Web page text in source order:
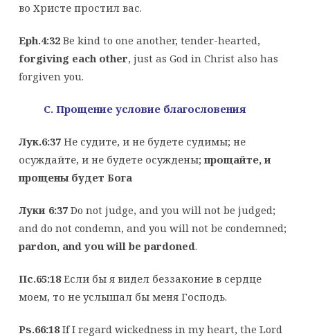
во Христе простил вас.
Eph.4:32Be kind to one another, tender-hearted,
forgiving each other, just as God in Christ also has
forgiven you.
C. Прощение условие благословения
Лук.6:37Не судите, и не будете судимы; не
осуждайте, и не будете осуждены;прощайте, и
прощены будет Бога
Луки 6:37Do not judge, and you will not be judged;
and do not condemn, and you will not be condemned;
pardon, and you will be pardoned.
Пс.65:18Если бы я видел беззаконие в сердце
моем, то не услышал бы меня Господь.
Ps.66:18If I regard wickedness in my heart, the Lord